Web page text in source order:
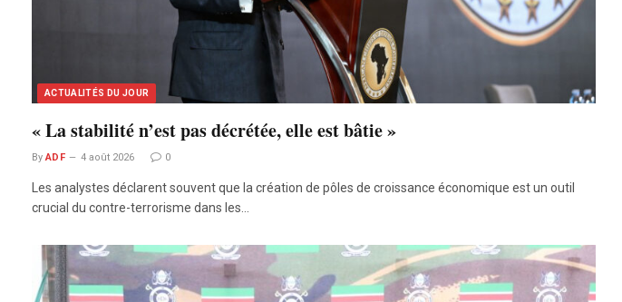
ACTUALITÉS DU JOUR
« La stabilité n’est pas décrétée, elle est bâtie »
By ADF 4 août 2026 0
Les analystes déclarent souvent que la création de pôles de croissance économique est un outil
crucial du contre-terrorisme dans les…